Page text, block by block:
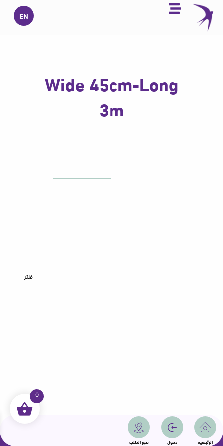
تخطي
المحتوى
EN
الرئيسية دخول تتبع الطلب
Wide 45cm-Long
3m
فلتر
جميع الحقوق محفوظة | سمامة 2025 | دولة قطر
0